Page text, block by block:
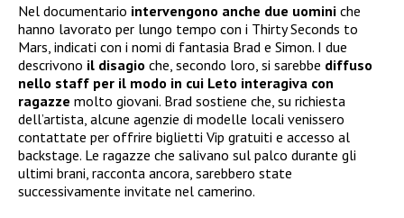
Nel documentario intervengono anche due uomini che
hanno lavorato per lungo tempo con i Thirty Seconds to
Mars, indicati con i nomi di fantasia Brad e Simon. I due
descrivono il disagio che, secondo loro, si sarebbe diffuso
nello staff per il modo in cui Leto interagiva con
ragazze molto giovani. Brad sostiene che, su richiesta
dell’artista, alcune agenzie di modelle locali venissero
contattate per offrire biglietti Vip gratuiti e accesso al
backstage. Le ragazze che salivano sul palco durante gli
ultimi brani, racconta ancora, sarebbero state
successivamente invitate nel camerino.